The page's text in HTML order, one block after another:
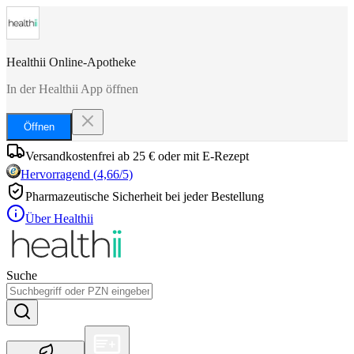
Healthii Online-Apotheke
In der Healthii App öffnen
Öffnen
Versandkostenfrei ab 25 € oder mit E-Rezept
Hervorragend (4,66/5)
Pharmazeutische Sicherheit bei jeder Bestellung
Über Healthii
Suche